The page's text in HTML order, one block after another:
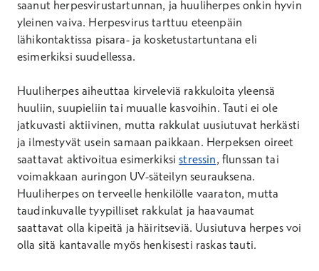
saanut herpesvirustartunnan, ja huuliherpes onkin hyvin
yleinen vaiva. Herpesvirus tarttuu eteenpäin
lähikontaktissa pisara- ja kosketustartuntana eli
esimerkiksi suudellessa.
Huuliherpes aiheuttaa kirveleviä rakkuloita yleensä
huuliin, suupieliin tai muualle kasvoihin. Tauti ei ole
jatkuvasti aktiivinen, mutta rakkulat uusiutuvat herkästi
ja ilmestyvät usein samaan paikkaan. Herpeksen oireet
saattavat aktivoitua esimerkiksistressin, flunssan tai
voimakkaan auringon UV-säteilyn seurauksena.
Huuliherpes on terveelle henkilölle vaaraton, mutta
taudinkuvalle tyypilliset rakkulat ja haavaumat
saattavat olla kipeitä ja häiritseviä. Uusiutuva herpes voi
olla sitä kantavalle myös henkisesti raskas tauti.